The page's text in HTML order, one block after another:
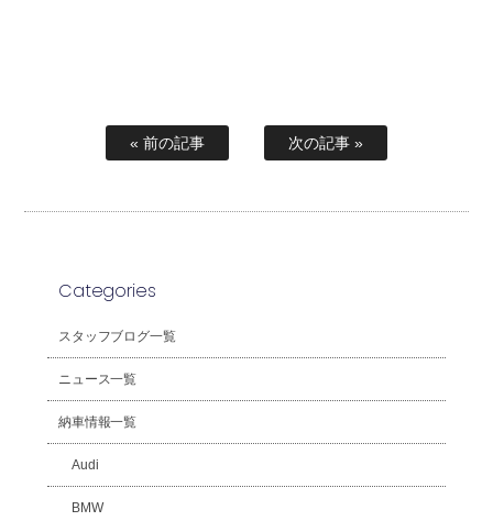
« 前の記事 次の記事 »
Categories
スタッフブログ一覧
ニュース一覧
納車情報一覧
Audi
BMW